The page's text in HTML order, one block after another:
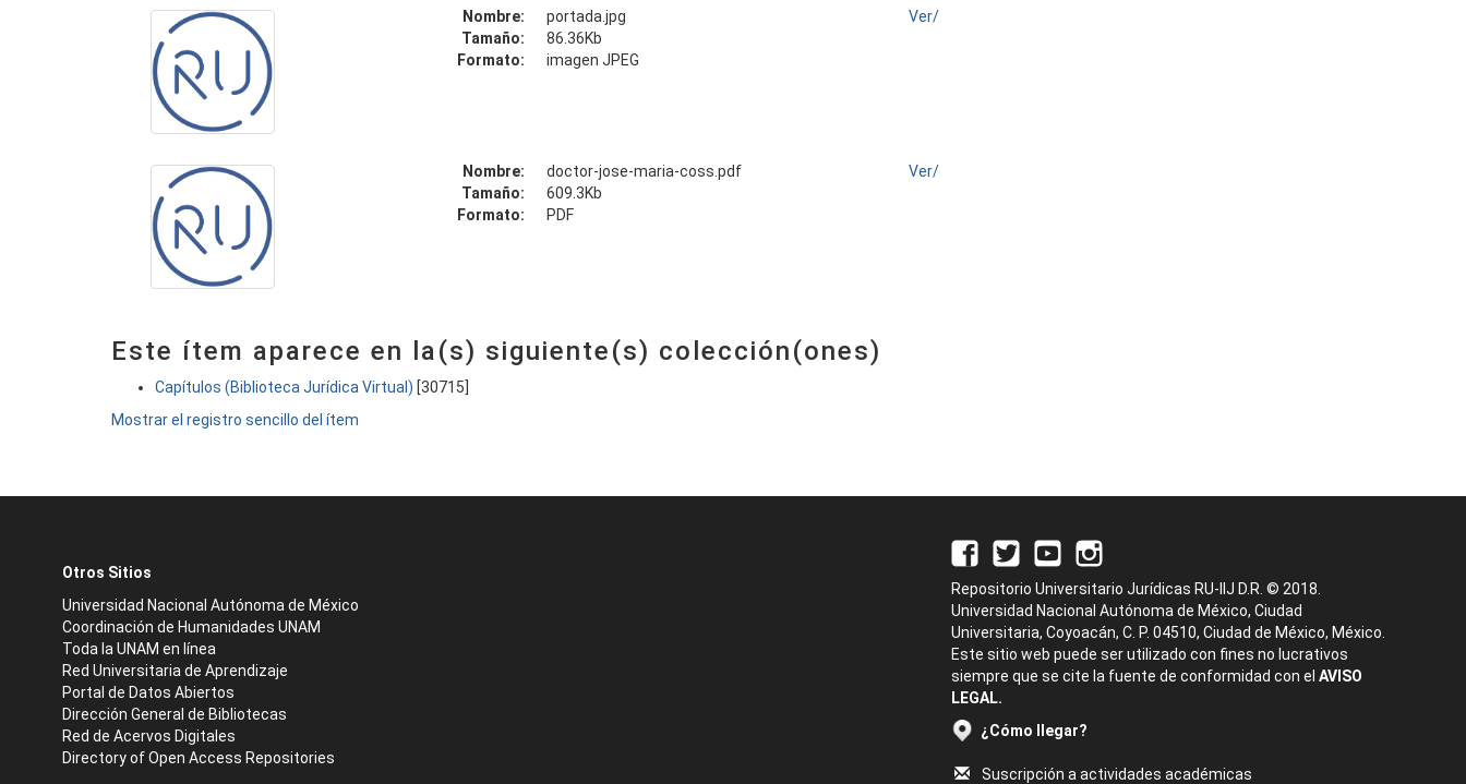
Nombre:
portada.jpg
Tamaño:
86.36Kb
Formato:
imagen JPEG
Ver/
Nombre:
doctor-jose-maria-coss.pdf
Tamaño:
609.3Kb
Formato:
PDF
Ver/
Este ítem aparece en la(s) siguiente(s) colección(ones)
Capítulos (Biblioteca Jurídica Virtual) [30715]
Mostrar el registro sencillo del ítem
Otros Sitios
Universidad Nacional Autónoma de México
Coordinación de Humanidades UNAM
Toda la UNAM en línea
Red Universitaria de Aprendizaje
Portal de Datos Abiertos
Dirección General de Bibliotecas
Red de Acervos Digitales
Directory of Open Access Repositories
Repositorio Universitario Jurídicas RU-IIJ D.R. © 2018.
Universidad Nacional Autónoma de México, Ciudad
Universitaria, Coyoacán, C. P. 04510, Ciudad de México, México.
Este sitio web puede ser utilizado con fines no lucrativos
siempre que se cite la fuente de conformidad con el AVISO
LEGAL.
¿Cómo llegar?
Suscripción a actividades académicas